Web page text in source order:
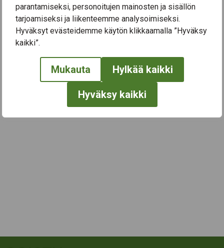
parantamiseksi, personoitujen mainosten ja sisällön
tarjoamiseksi ja liikenteemme analysoimiseksi.
Hyväksyt evästeidemme käytön klikkaamalla ”Hyväksy
kaikki”.
Mukauta Hylkää kaikki
Hyväksy kaikki
← Näytä kaikki tapahtumat